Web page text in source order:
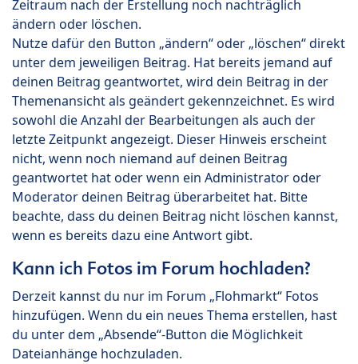
Zeitraum nach der Erstellung noch nachträglich
ändern oder löschen.
Nutze dafür den Button „ändern“ oder „löschen“ direkt
unter dem jeweiligen Beitrag. Hat bereits jemand auf
deinen Beitrag geantwortet, wird dein Beitrag in der
Themenansicht als geändert gekennzeichnet. Es wird
sowohl die Anzahl der Bearbeitungen als auch der
letzte Zeitpunkt angezeigt. Dieser Hinweis erscheint
nicht, wenn noch niemand auf deinen Beitrag
geantwortet hat oder wenn ein Administrator oder
Moderator deinen Beitrag überarbeitet hat. Bitte
beachte, dass du deinen Beitrag nicht löschen kannst,
wenn es bereits dazu eine Antwort gibt.
Kann ich Fotos im Forum hochladen?
Derzeit kannst du nur im Forum „Flohmarkt“ Fotos
hinzufügen. Wenn du ein neues Thema erstellen, hast
du unter dem „Absende“-Button die Möglichkeit
Dateianhänge hochzuladen.